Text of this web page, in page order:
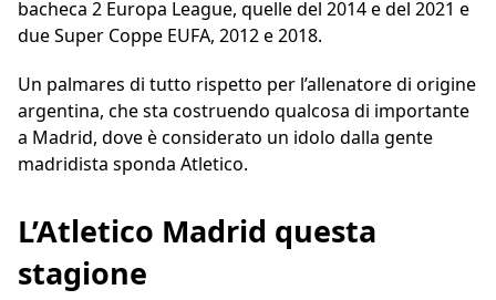
bacheca 2 Europa League, quelle del 2014 e del 2021 e
due Super Coppe EUFA, 2012 e 2018.
Un palmares di tutto rispetto per l’allenatore di origine
argentina, che sta costruendo qualcosa di importante
a Madrid, dove è considerato un idolo dalla gente
madridista sponda Atletico.
L’Atletico Madrid questa
stagione